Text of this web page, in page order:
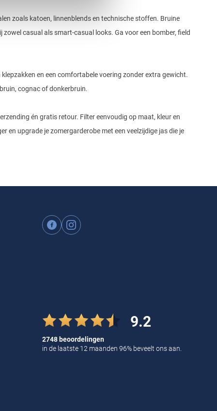
zoals katoen, linnenblends en technische stoffen. Bruine
zowel casual als smart-casual looks. Ga voor een bomber, field
en een comfortabele voering zonder extra gewicht.
cognac of donkerbruin.
én gratis retour. Filter eenvoudig op maat, kleur en
en upgrade je zomergarderobe met een veelzijdige jas die je
9.2
2748 beoordelingen
in de laatste 12 maanden 96% beveelt ons aan.